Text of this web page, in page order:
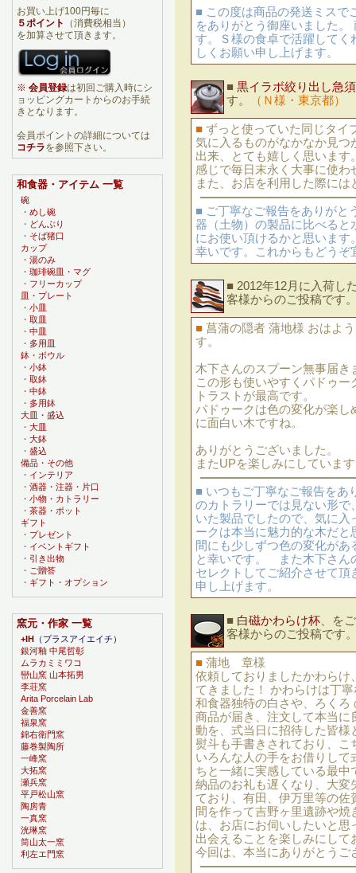
■ この度は商品の発送ミスで
をありがとう御座いました
す。Ｓ様の食卓で活躍して
しくお願い申し上げます。
■ 黒イラボ絞り出し急須
す。
（Ｎ様・東京都）
■ ずっと使っていた同じタイ
気に入るものがなかなか見
出来、とても嬉しく思いま
感じで毎日末永く大事に使わ
また、お店を利用した際に
■ ご丁寧なご報告をありがと
器（土物）の製品に比べる
にお使い頂けるかと思いま
幸いです。これからもどう
■ 2012年12月に入荷し
客様からのご投稿です
■ 菖蒲の隠者 蒲地様 おはよ
す。
木下さんのスプーン無事届き
この形も使いやすくパドゥー
トラストが最高です。
パドゥークは色の変化が楽し
に面白い木ですね。
ありがとうございました。
またUPを楽しみにしていま
■ いつもご丁寧なご報告をあ
のカトラリーでは見ない形
いた製品でしたので、気に
ークは本当に魅力的な木だ
間にも少しずつ色の変化が
と幸いです。 また木下さん
セレクトしてご紹介させて
申し上げます。
■ 白磁かわらけ杯 、を
客様からのご投稿です
■ 蒲地 章様
依頼しておりましたかわら
てきました！ かわらけは丁
和食器独特の白さや、ろくろ
商品が届き、注文して本当
動を、式当日に招待した皆
熨斗も手書きされており、
いろんな人の手をお借りし
ちと一緒に実感している最中
納品のお礼も遅くなり、大
ており、有田、伊万里等の
間を作って吉野ヶ里遺跡や
は、お店にお伺いしたいと
出会えることを楽しみにして
今回は、本当にありがとうご
お買い上げ100円毎に
５ポイント
（消費税相当）
を加算させて頂きます。
※ 会員登録は初回ご購入時にシ
ョッピングカートからのお手続
きとなります。
会員ポイントの詳細については
コチラを参照下さい。
和食器・アイテム 一覧
碗
・ めし碗
・ どんぶり
・ そば猪口
カップ
・ 湯のみ
・ 珈琲碗皿・マグ
・ フリーカップ
皿・プレート
・ 小皿
・ 取皿
・ 中皿
・ 多用皿
鉢・ボウル
・ 小鉢
・ 取鉢
・ 中鉢
・ 多用鉢
大皿・盛込
・ 大皿
・ 大鉢
・ 盛込
備品・その他
・ インテリア
・ 酒器・注器・片口
・ 小物・カトラリー
・ 茶器・ポット
ギフト
・ プレゼント
・ イベントギフト
・ 引き出物
・ ご贈答
・ ギフト・オプション
窯元・作家 一覧
+IH
（プラスアイエイチ）
銀河釉 中尾哲彰
ムラカミミワコ
巒山窯 山本拓男
李荘窯
Arita Porcelain Lab
金善窯
福泉窯
錦右衛門窯
藤巻製陶所
一峰窯
大拓窯
瀬兵窯
平戸松山窯
陶房青
一真窯
洸琳窯
筒山太一窯
利左エ門窯